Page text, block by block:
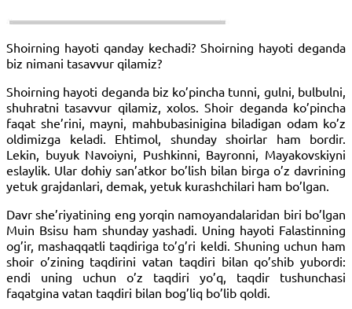
Shoirning hayoti qanday kechadi? Shoirning hayoti deganda
biz nimani tasavvur qilamiz?
Shoirning hayoti deganda biz ko’pincha tunni, gulni, bulbulni,
shuhratni tasavvur qilamiz, xolos. Shoir deganda ko’pincha
faqat she’rini, mayni, mahbubasinigina biladigan odam ko’z
oldimizga keladi. Ehtimol, shunday shoirlar ham bordir.
Lekin, buyuk Navoiyni, Pushkinni, Bayronni, Mayakovskiyni
eslaylik. Ular dohiy san’atkor bo’lish bilan birga o’z davrining
yetuk grajdanlari, demak, yetuk kurashchilari ham bo’lgan.
Davr she’riyatining eng yorqin namoyandalaridan biri bo’lgan
Muin Bsisu ham shunday yashadi. Uning hayoti Falastinning
og’ir, mashaqqatli taqdiriga to’g’ri keldi. Shuning uchun ham
shoir o’zining taqdirini vatan taqdiri bilan qo’shib yubordi:
endi uning uchun o’z taqdiri yo’q, taqdir tushunchasi
faqatgina vatan taqdiri bilan bog’liq bo’lib qoldi.